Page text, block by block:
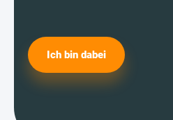
Ich bin dabei